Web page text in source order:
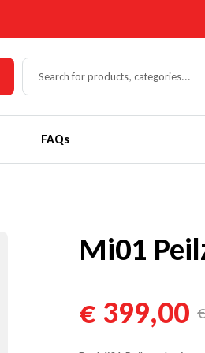
FAQs
Mi01
€ 399,00